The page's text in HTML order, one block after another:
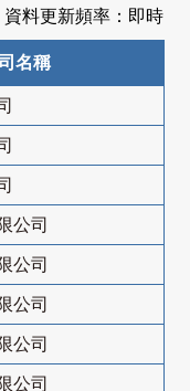
資料更新頻率：即時
名稱
公司
公司
公司
公司
公司